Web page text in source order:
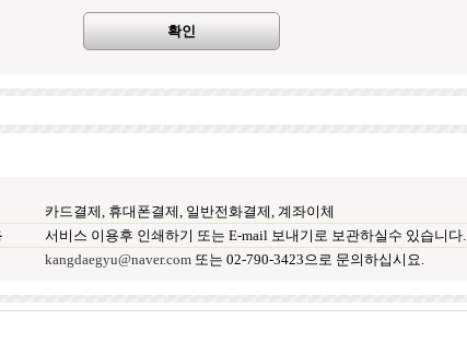
확인
카드결제, 휴대폰결제, 일반전화결제, 계좌이체
서비스 이용후 인쇄하기 또는 E-mail 보내기로 보관하실수 있습니다.
kangdaegyu@naver.com또는 02-790-3423으로 문의하십시요.